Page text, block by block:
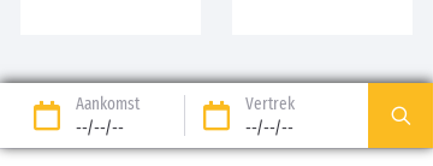
Aankomst
--/--/--
Vertrek
--/--/--